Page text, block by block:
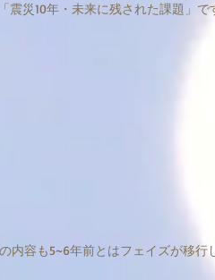
「震災10年・未来に残された課題」で
内容も5~6年前とはフェイズが移行